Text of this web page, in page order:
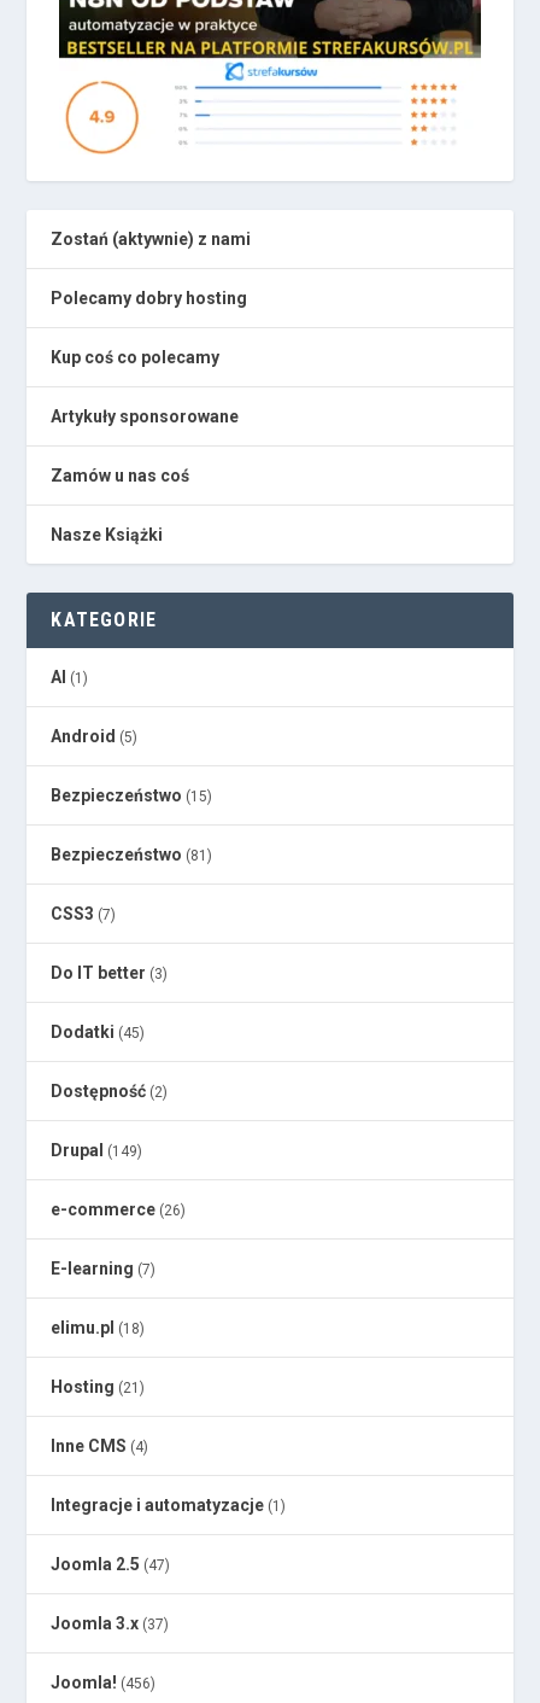
Zostań (aktywnie) z nami
Polecamy dobry hosting
Kup coś co polecamy
Artykuły sponsorowane
Zamów u nas coś
Nasze Książki
KATEGORIE
AI (1)
Android (5)
Bezpieczeństwo (15)
Bezpieczeństwo (81)
CSS3 (7)
Do IT better (3)
Dodatki (45)
Dostępność (2)
Drupal (149)
e-commerce (26)
E-learning (7)
elimu.pl (18)
Hosting (21)
Inne CMS (4)
Integracje i automatyzacje (1)
Joomla 2.5 (47)
Joomla 3.x (37)
Joomla! (456)